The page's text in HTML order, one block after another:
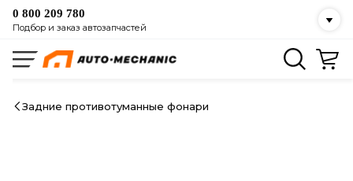
0 800 209 780
Подбор и заказ автозапчастей
Задние противотуманные фонари